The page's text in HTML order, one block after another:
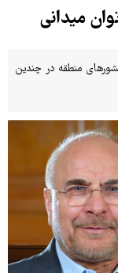
میدانی
منطقه در چندین